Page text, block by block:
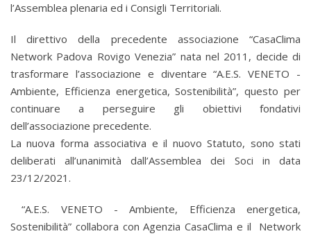
l’Assemblea plenaria ed i Consigli Territoriali.
Il direttivo della precedente associazione “CasaClima
Network Padova Rovigo Venezia” nata nel 2011, decide di
trasformare l’associazione e diventare “A.E.S. VENETO -
Ambiente, Efficienza energetica, Sostenibilità”, questo per
continuare a perseguire gli obiettivi fondativi
dell’associazione precedente.
La nuova forma associativa e il nuovo Statuto, sono stati
deliberati all’unanimità dall’Assemblea dei Soci in data
23/12/2021.
“A.E.S. VENETO - Ambiente, Efficienza energetica,
Sostenibilità” collabora con Agenzia CasaClima e il Network